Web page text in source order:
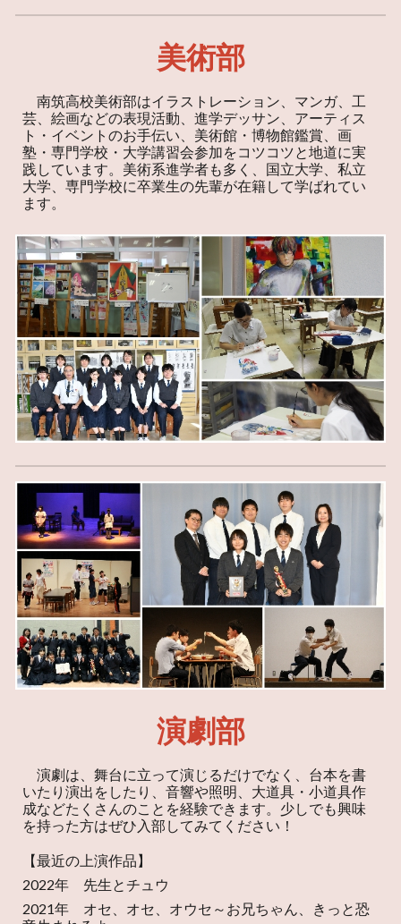
美術部
南筑高校美術部はイラストレーション、マンガ、工
芸、絵画などの表現活動、進学デッサン、アーティス
ト・イベントのお手伝い、美術館・博物館鑑賞、画
塾・専門学校・大学講習会参加をコツコツと地道に実
践しています。美術系進学者も多く、国立大学、私立
大学、専門学校に卒業生の先輩が在籍して学ばれてい
ます。
演劇部
演劇は、舞台に立って演じるだけでなく、台本を書
いたり演出をしたり、音響や照明、大道具・小道具作
成などたくさんのことを経験できます。少しでも興味
を持った方はぜひ入部してみてください！
【最近の上演作品】
2022年 先生とチュウ
2021年 オセ、オセ、オウセ～お兄ちゃん、きっと恐